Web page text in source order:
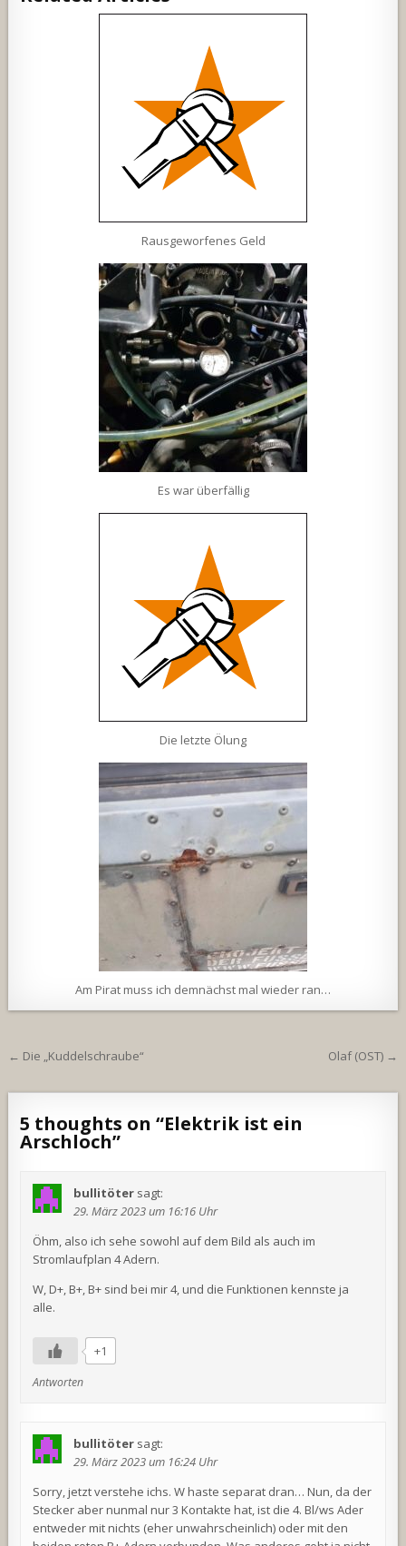
Rausgeworfenes Geld
Es war überfällig
Die letzte Ölung
Am Pirat muss ich demnächst mal wieder ran…
Beitragsnavigation
← Die „Kuddelschraube“ Olaf (OST) →
5 thoughts on “Elektrik ist ein
Arschloch”
bullitöter sagt:
29. März 2023 um 16:16 Uhr
Öhm, also ich sehe sowohl auf dem Bild als auch im
Stromlaufplan 4 Adern.
W, D+, B+, B+ sind bei mir 4, und die Funktionen kennste ja
alle.
+1
Antworten
bullitöter sagt:
29. März 2023 um 16:24 Uhr
Sorry, jetzt verstehe ichs. W haste separat dran… Nun, da der
Stecker aber nunmal nur 3 Kontakte hat, ist die 4. Bl/ws Ader
entweder mit nichts (eher unwahrscheinlich) oder mit den